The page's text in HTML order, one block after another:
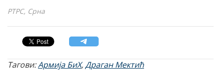
РТРС, Срна
Тагови:Армија БиХ,Драган Мектић